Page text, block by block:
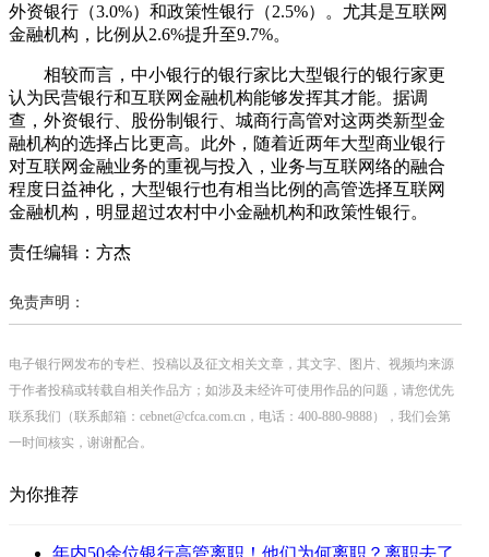
外资银行（3.0%）和政策性银行（2.5%）。尤其是互联网
金融机构，比例从2.6%提升至9.7%。
相较而言，中小银行的银行家比大型银行的银行家更
认为民营银行和互联网金融机构能够发挥其才能。据调
查，外资银行、股份制银行、城商行高管对这两类新型金
融机构的选择占比更高。此外，随着近两年大型商业银行
对互联网金融业务的重视与投入，业务与互联网络的融合
程度日益神化，大型银行也有相当比例的高管选择互联网
金融机构，明显超过农村中小金融机构和政策性银行。
责任编辑：方杰
免责声明：
电子银行网发布的专栏、投稿以及征文相关文章，其文字、图片、视频均来源
于作者投稿或转载自相关作品方；如涉及未经许可使用作品的问题，请您优先
联系我们（联系邮箱：cebnet@cfca.com.cn，电话：400-880-9888），我们会第
一时间核实，谢谢配合。
为你推荐
年内50余位银行高管离职！他们为何离职？离职去了